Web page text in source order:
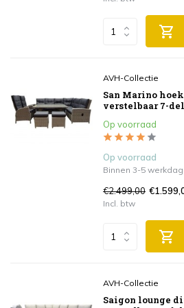
AVH-Collectie
San Marino
verstelbaar 7-
Op voorraad
Op voorraad
Binnen 3-5
€2.499,00
Incl. btw
AVH-Collectie
Saigon lounge